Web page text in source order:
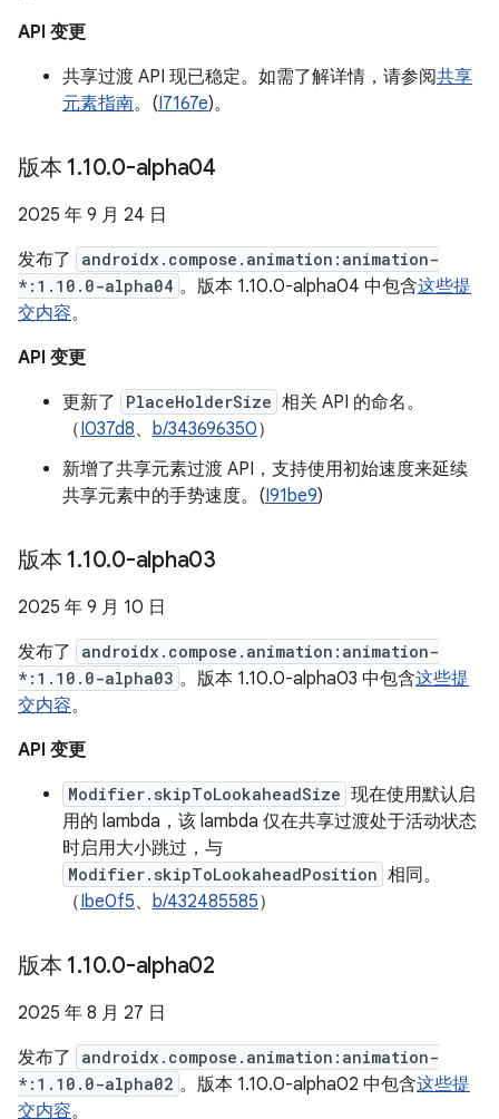
API 变更
共享过渡 API 现已稳定。如需了解详情，请参阅共享
元素指南。(I7167e)。
版本 1.10.0-alpha04
2025 年 9 月 24 日
发布了
androidx.compose.animation:animation-
*:1.10.0-alpha04 。版本 1.10.0-alpha04 中包含这些提
交内容。
API 变更
更新了
PlaceHolderSize 相关 API 的命名。
（I037d8、 b/343696350）
新增了共享元素过渡 API，支持使用初始速度来延续
共享元素中的手势速度。(I91be9)
版本 1.10.0-alpha03
2025 年 9 月 10 日
发布了
androidx.compose.animation:animation-
*:1.10.0-alpha03 。版本 1.10.0-alpha03 中包含这些提
交内容。
API 变更
Modifier.skipToLookaheadSize 现在使用默认启
用的 lambda，该 lambda 仅在共享过渡处于活动状态
时启用大小跳过，与
Modifier.skipToLookaheadPosition 相同。
（Ibe0f5、 b/432485585）
版本 1.10.0-alpha02
2025 年 8 月 27 日
发布了
androidx.compose.animation:animation-
*:1.10.0-alpha02 。版本 1.10.0-alpha02 中包含这些提
交内容。